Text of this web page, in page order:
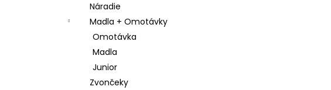
Náradie
Madla + Omotávky
Omotávka
Madla
Junior
Zvončeky